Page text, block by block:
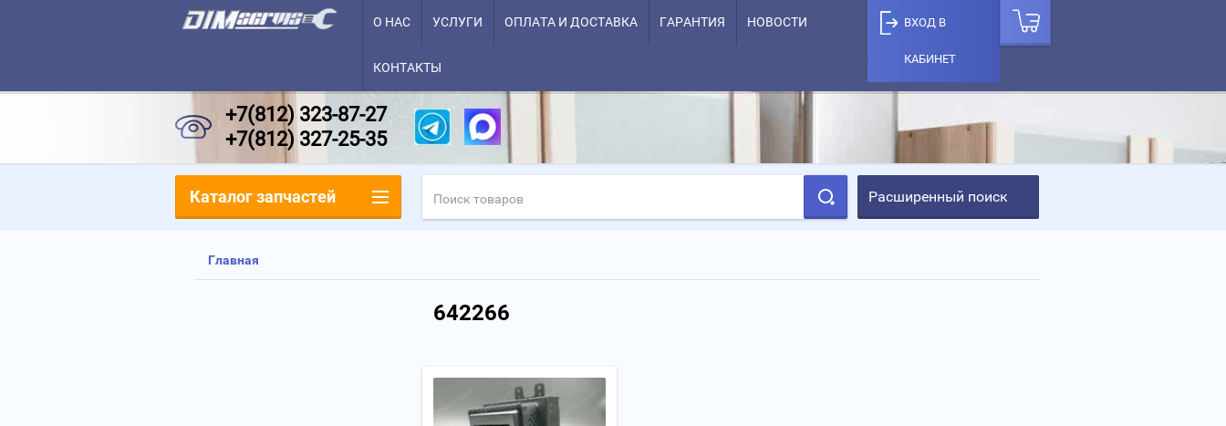
О НАС УСЛУГИ ОПЛАТА И ДОСТАВКА ГАРАНТИЯ НОВОСТИ
КОНТАКТЫ
ВХОД В
КАБИНЕТ
+7(812) 323-87-27
+7(812) 327-25-35
Расширенный поиск
Главная
642266
Каталог запчастей